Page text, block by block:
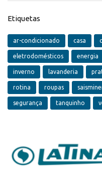
Etiquetas
ar-condicionado casa
eletrodomésticos energia
inverno lavanderia
rotina roupas
segurança tanquinho